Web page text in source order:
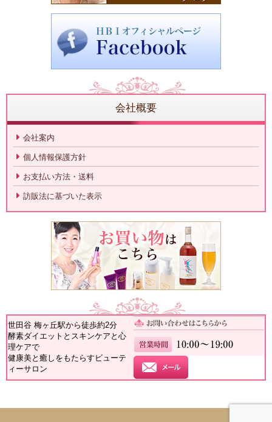
会社概要
会社案内
個人情報保護方針
お支払い方法・送料
訪販法に基づいた表示
世田谷 梅ヶ丘駅から徒歩約2分
酵素ダイエットとスキンケアと心
理ケアで
健康美と癒しをもたらすビューテ
ィーサロン